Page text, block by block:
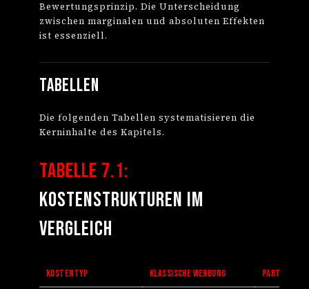
Bewertungsprinzip. Die Unterscheidung
zwischen marginalen und absoluten Effekten
ist essenziell.
Tabellen
Die folgenden Tabellen systematisieren die
Kerninhalte des Kapitels.
Tabelle 7.1:
Kostenstrukturen im
Vergleich
KOSTENTYP KLASSISCHE WERBUNG PARTNER